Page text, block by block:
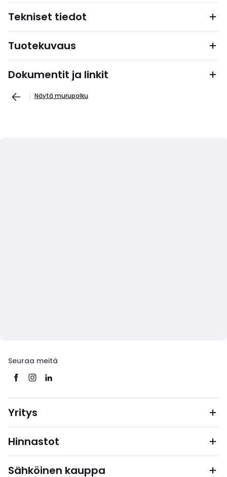
Tekniset tiedot
Tuotekuvaus
Dokumentit ja linkit
Näytä murupolku
Seuraa meitä
Yritys
Hinnastot
Sähköinen kauppa